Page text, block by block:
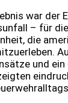
war der
– für
die
und ein